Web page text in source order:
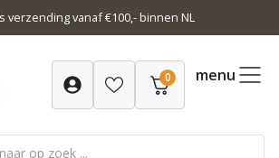
verzending vanaf €100,- binnen NL
0 menu